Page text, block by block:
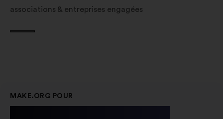
associations & entreprises engagées
MAKE.ORG POUR